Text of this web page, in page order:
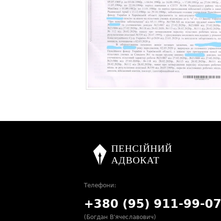
Телефони:
+380 (95) 911-99-07
(Богдан В'ячеславович)